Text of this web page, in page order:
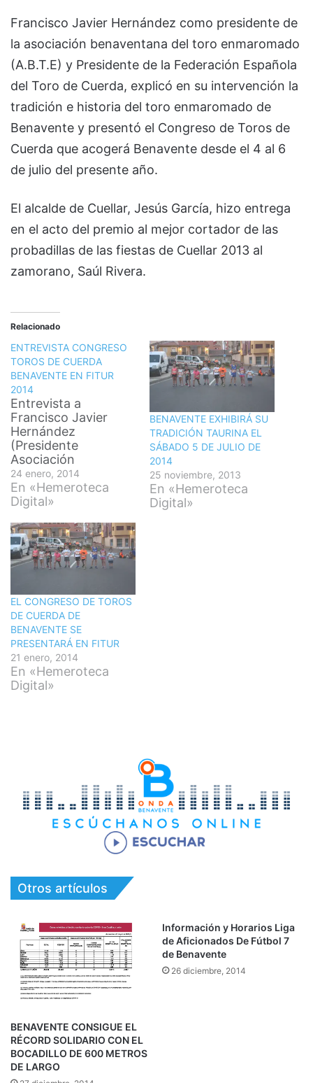
Francisco Javier Hernández como presidente de
la asociación benaventana del toro enmaromado
(A.B.T.E) y Presidente de la Federación Española
del Toro de Cuerda, explicó en su intervención la
tradición e historia del toro enmaromado de
Benavente y presentó el Congreso de Toros de
Cuerda que acogerá Benavente desde el 4 al 6
de julio del presente año.
El alcalde de Cuellar, Jesús García, hizo entrega
en el acto del premio al mejor cortador de las
probadillas de las fiestas de Cuellar 2013 al
zamorano, Saúl Rivera.
Relacionado
ENTREVISTA CONGRESO
TOROS DE CUERDA
BENAVENTE EN FITUR
2014
Entrevista a
Francisco Javier
Hernández
(Presidente
Asociación
Benaventana del
Toro Enmaromado ·
ABTE) en nuestro
BENAVENTE HOY,
con motivo de su
exposición en FITUR
del XI Congreso de
se celebrará en
Benavente el 4, 5 y 6
de Julio. ***
Destacar que
todos…
24 enero, 2014
En «Hemeroteca
Digital»
BENAVENTE EXHIBIRÁ SU
TRADICIÓN TAURINA EL
SÁBADO 5 DE JULIO DE
2014
25 noviembre, 2013
En «Hemeroteca
Digital»
EL CONGRESO DE TOROS
DE CUERDA DE
BENAVENTE SE
PRESENTARÁ EN FITUR
21 enero, 2014
En «Hemeroteca
Digital»
Otros artículos
BENAVENTE CONSIGUE EL
RÉCORD SOLIDARIO CON EL
BOCADILLO DE 600 METROS
DE LARGO
Información y Horarios Liga
de Aficionados De Fútbol 7
de Benavente
26 diciembre, 2014